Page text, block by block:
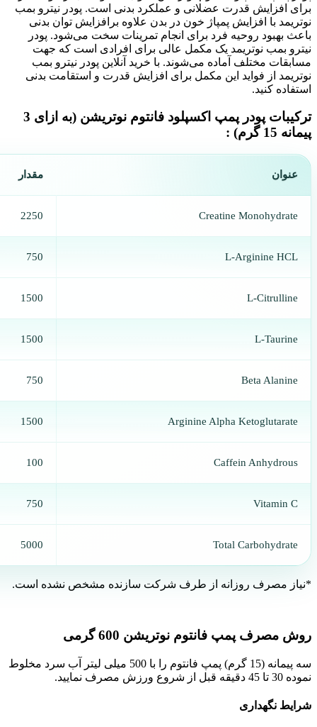
برای افزایش قدرت عضلانی و عملکرد بدنی است. پودر نیترو بمب
نوتریمد با افزایش پمپاژ خون در بدن علاوه برافزایش توان بدنی
باعث بهبود روحیه فرد برای انجام تمرینات سخت می‌شود. پودر
نیترو بمب نوتریمد یک مکمل عالی برای افرادی است که جهت
مسابقات مختلف آماده می‌شوند. با خرید آنلاین پودر نیترو بمب
نوتریمد از فواید این مکمل برای افزایش قدرت و استقامت بدنی
استفاده کنید.
ترکیبات پودر پمپ اکسپلود فانتوم نوتریشن (به ازای 3
پيمانه 15 گرم) :
عنوان مقدار
Creatine Monohydrate
2250
L-Arginine HCL
750
L-Citrulline
1500
L-Taurine
1500
Beta Alanine
750
Arginine Alpha Ketoglutarate
1500
Caffein Anhydrous
100
Vitamin C
750
Total Carbohydrate
5000
*نیاز مصرف روزانه از طرف شرکت سازنده مشخص نشده است.
روش مصرف پمپ فانتوم نوتریشن 600 گرمی
سه پیمانه (15 گرم) پمپ فانتوم را با 500 میلی لیتر آب سرد مخلوط
نموده 30 تا 45 دقیقه قبل از شروع ورزش مصرف نمایید.
شرایط نگهداری